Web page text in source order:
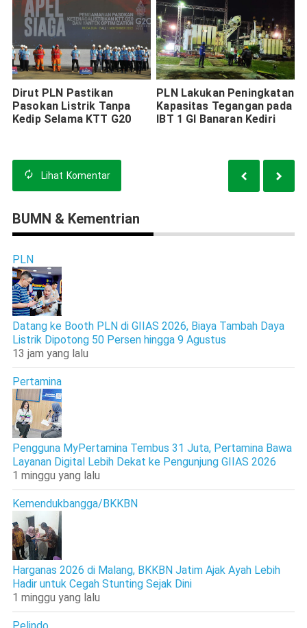
Dirut PLN Pastikan
Pasokan Listrik Tanpa
Kedip Selama KTT G20
PLN Lakukan Peningkatan
Kapasitas Tegangan pada
IBT 1 GI Banaran Kediri
Lihat Komentar
BUMN & Kementrian
PLN
Datang ke Booth PLN di GIIAS 2026, Biaya Tambah Daya
Listrik Dipotong 50 Persen hingga 9 Agustus
13 jam yang lalu
Pertamina
Pengguna MyPertamina Tembus 31 Juta, Pertamina Bawa
Layanan Digital Lebih Dekat ke Pengunjung GIIAS 2026
1 minggu yang lalu
Kemendukbangga/BKKBN
Harganas 2026 di Malang, BKKBN Jatim Ajak Ayah Lebih
Hadir untuk Cegah Stunting Sejak Dini
1 minggu yang lalu